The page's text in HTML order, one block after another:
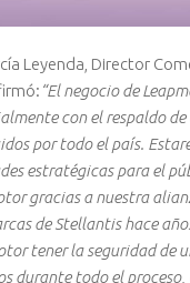
Leyenda, Director
“El negocio de
con el respaldo de
por todo el país.
estratégicas para el
gracias a nuestra
de Stellantis hace
tener la seguridad de
durante todo el